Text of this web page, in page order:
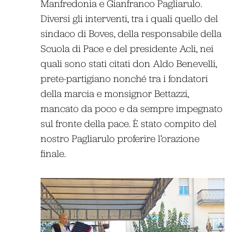
Manfredonia e Gianfranco Pagliarulo.
Diversi gli interventi, tra i quali quello del
sindaco di Boves, della responsabile della
Scuola di Pace e del presidente Acli, nei
quali sono stati citati don Aldo Benevelli,
prete-partigiano nonché tra i fondatori
della marcia e monsignor Bettazzi,
mancato da poco e da sempre impegnato
sul fronte della pace. È stato compito del
nostro Pagliarulo proferire l’orazione
finale.